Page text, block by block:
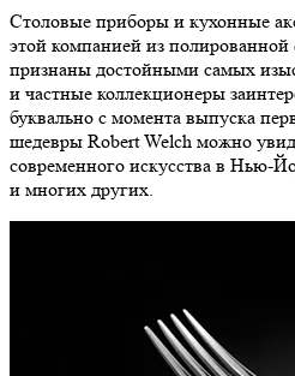
Столовые приборы и кухонные
этой компанией из
признаны достойными самых
и частные коллекционеры
буквально с момента выпуска
шедевры Robert Welch можно
современного искусства в Нью-
и многих других.